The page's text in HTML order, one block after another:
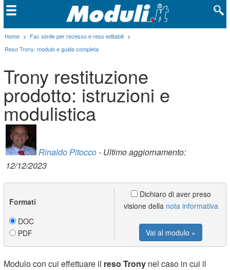
Home > Fac simile per recesso e reso editabili >
Reso Trony: modulo e guida completa
Trony restituzione
prodotto: istruzioni e
modulistica
Rinaldo Pitocco- Ultimo aggiornamento:
12/12/2023
Formati
DOC
PDF
Dichiaro di aver preso
visione della nota informativa
Vai al modulo »
Modulo con cui effettuare il reso Trony nel caso in cui il